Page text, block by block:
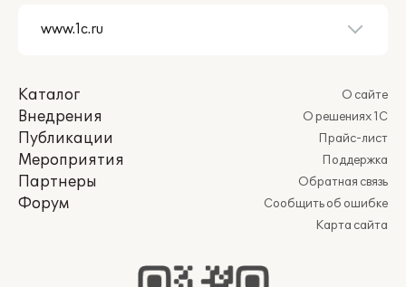
Каталог
Внедрения
Публикации
Мероприятия
Партнеры
Форум
О сайте
О решениях 1С
Прайс-лист
Поддержка
Обратная связь
Сообщить об ошибке
Карта сайта